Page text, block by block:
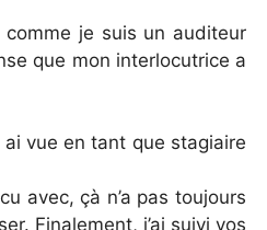
je suis un auditeur
que mon interlocutrice a
vue en tant que stagiaire
avec, çà n’a pas toujours
Finalement, j’ai suivi vos